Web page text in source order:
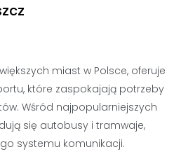
miast w Polsce, oferuje
które zaspokajają potrzeby
Wśród najpopularniejszych
się autobusy i tramwaje,
systemu komunikacji.